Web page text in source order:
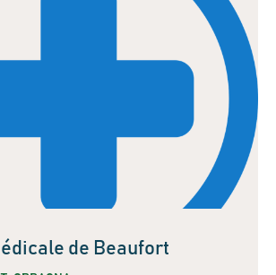
de Beaufort